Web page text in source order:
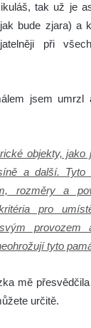
tak už je
bude zjara) a
při
jsem umrzl
objekty, jako
a další. Tyto
rozměry a
pro
provozem
tyto
mě
určitě.